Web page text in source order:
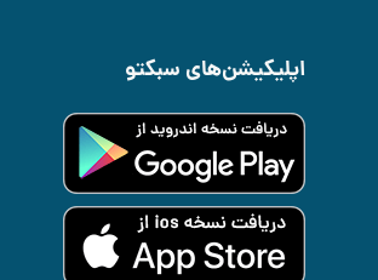
اپلیکیشن‌های سبکتو